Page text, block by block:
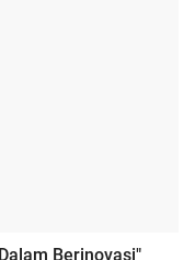
Berinovasi"